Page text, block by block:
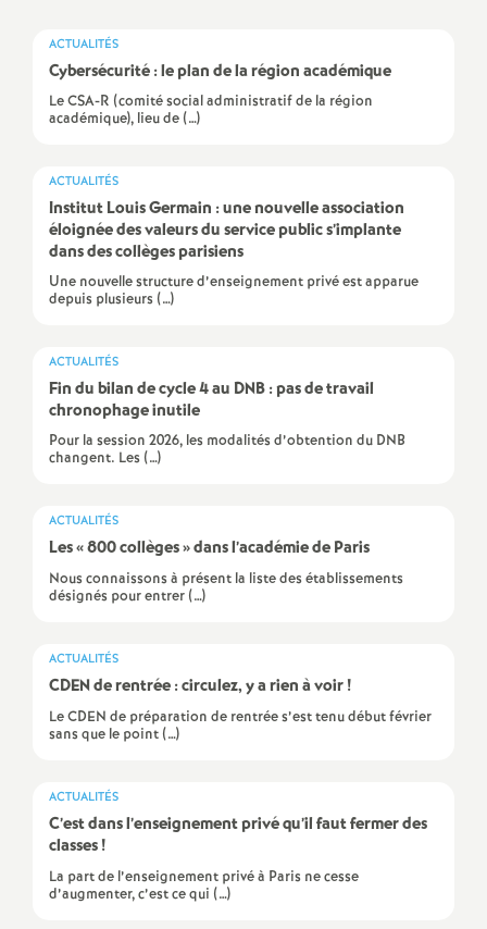
a
t
o
n
l
d
s
E
s
i
g
ACTUALITÉS
Cybersécurité : le plan de la région académique
Le CSA-R (comité social administratif de la région
académique), lieu de (…)
ACTUALITÉS
Institut Louis Germain : une nouvelle association
éloignée des valeurs du service public s’implante
dans des collèges parisiens
Une nouvelle structure d’enseignement privé est apparue
depuis plusieurs (…)
ACTUALITÉS
Fin du bilan de cycle 4 au DNB : pas de travail
chronophage inutile
Pour la session 2026, les modalités d’obtention du DNB
changent. Les (…)
ACTUALITÉS
Les «800 collèges» dans l’académie de Paris
Nous connaissons à présent la liste des établissements
désignés pour entrer (…)
ACTUALITÉS
CDEN de rentrée : circulez, y a rien à voir!
Le CDEN de préparation de rentrée s’est tenu début février
sans que le point (…)
ACTUALITÉS
C’est dans l’enseignement privé qu’il faut fermer des
classes!
La part de l’enseignement privé à Paris ne cesse
d’augmenter, c’est ce qui (…)